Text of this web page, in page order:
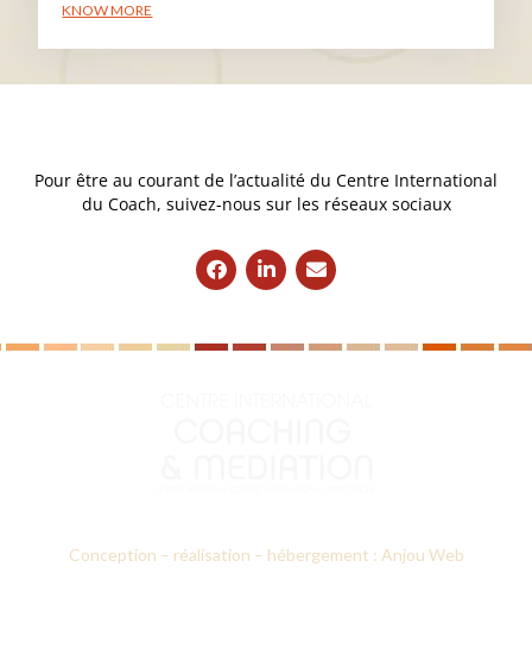
KNOW MORE
Pour être au courant de l’actualité du Centre International
du Coach, suivez-nous sur les réseaux sociaux
Conception – réalisation – hébergement : Anjou Web